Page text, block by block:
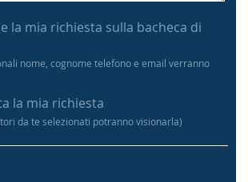
la mia richiesta sulla bacheca di
nome, cognome telefono e email verranno
la mia richiesta
da te selezionati potranno visionarla)